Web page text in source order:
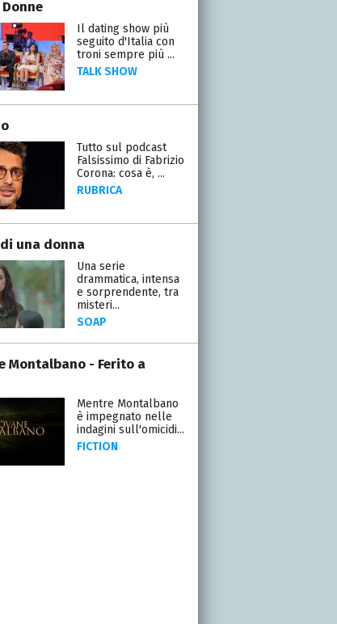
Il dating show più
seguito d'Italia con
troni sempre più ...
TALK SHOW
Tutto sul podcast
Falsissimo di Fabrizio
Corona: cosa è, ...
RUBRICA
una donna
Una serie
drammatica, intensa
e sorprendente, tra
misteri...
SOAP
Montalbano - Ferito a
Mentre Montalbano
è impegnato nelle
indagini sull'omicidi...
FICTION